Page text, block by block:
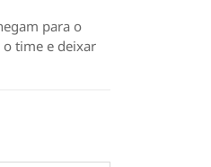
para o
o time e deixar